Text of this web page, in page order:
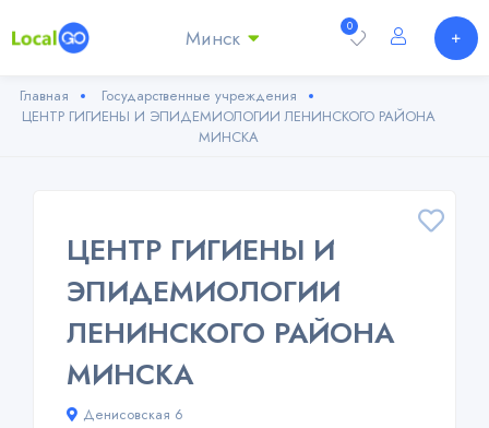
0
Минск
Главная
Государственные учреждения
ЦЕНТР ГИГИЕНЫ И ЭПИДЕМИОЛОГИИ ЛЕНИНСКОГО РАЙОНА
МИНСКА
ЦЕНТР ГИГИЕНЫ И
ЭПИДЕМИОЛОГИИ
ЛЕНИНСКОГО РАЙОНА
МИНСКА
Денисовская 6